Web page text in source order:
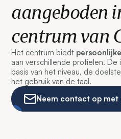
aangeboden
centrum van
Het centrum biedt
aan verschillende profielen.
basis van het niveau, de
het gebruik van de taal.
Neem contact op met